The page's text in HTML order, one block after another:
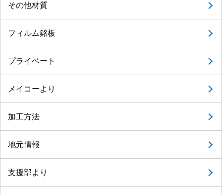
その他材質
フィルム銘板
プライベート
メイコーより
加工方法
地元情報
支援部より